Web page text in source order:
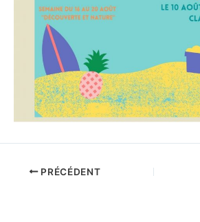
PRÉCÉDENT